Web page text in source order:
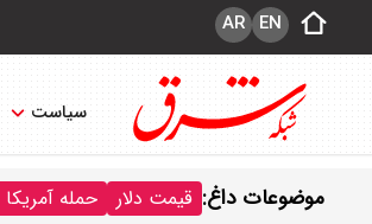
EN
AR
سیاست
موضوعات داغ: قیمت دلار حمله آمریکا